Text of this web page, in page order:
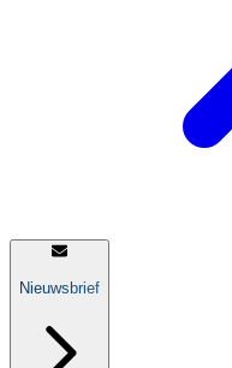
Nieuwsbrief